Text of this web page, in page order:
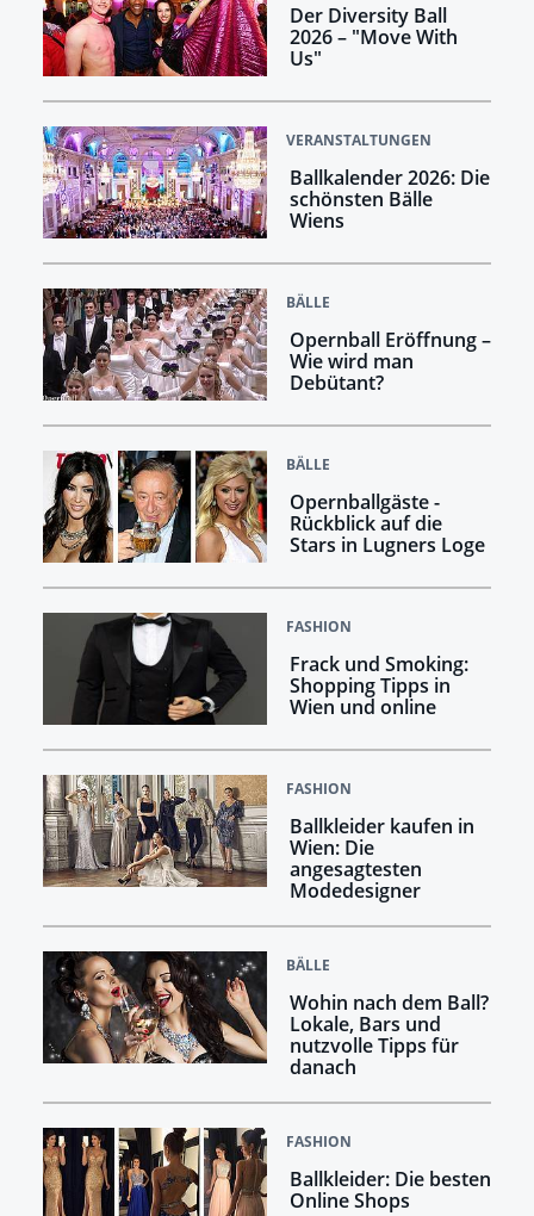
Der Diversity Ball
2026 – "Move With
Us"
VERANSTALTUNGEN
Ballkalender 2026: Die
schönsten Bälle
Wiens
BÄLLE
Opernball Eröffnung –
Wie wird man
Debütant?
BÄLLE
Opernballgäste -
Rückblick auf die
Stars in Lugners Loge
FASHION
Frack und Smoking:
Shopping Tipps in
Wien und online
FASHION
Ballkleider kaufen in
Wien: Die
angesagtesten
Modedesigner
BÄLLE
Wohin nach dem Ball?
Lokale, Bars und
nutzvolle Tipps für
danach
FASHION
Ballkleider: Die besten
Online Shops